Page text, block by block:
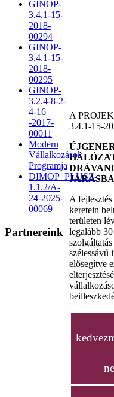
A
3.4.1-15-
A
keretein
területen
legalább
szélessávú
elősegítve
GINOP-
3.4.1-15-
2018-
00294
GINOP-
3.4.1-15-
2018-
00295
GINOP-
3.2.4-8-2-
4-16
-2017-
00011
Modern
Vállalkozások
Programja
DIMOP_PLUSZ-
1.1.2/A-
24-2025-
00069
Partnereink